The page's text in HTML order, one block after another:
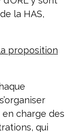
la HAS,
proposition
charge des
qui